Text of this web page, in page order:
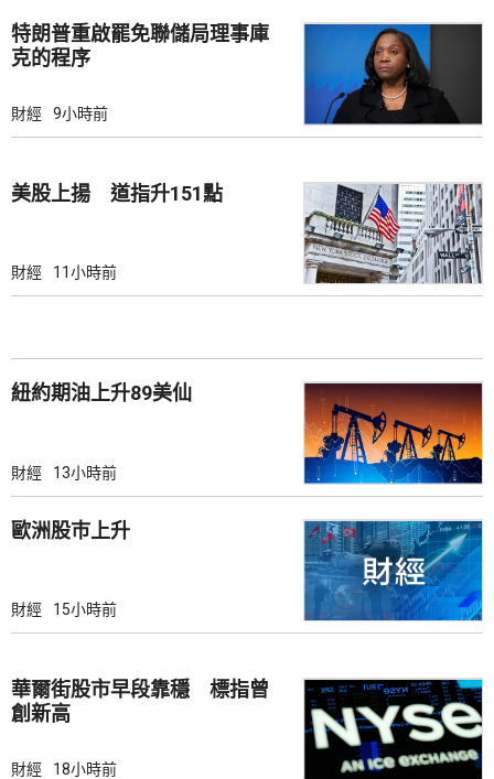
特朗普重啟罷免聯儲局理事庫
克的程序
財經 9小時前
美股上揚 道指升151點
財經 11小時前
紐約期油上升89美仙
財經 13小時前
歐洲股巿上升
財經 15小時前
華爾街股市早段靠穩 標指曾
創新高
財經 18小時前